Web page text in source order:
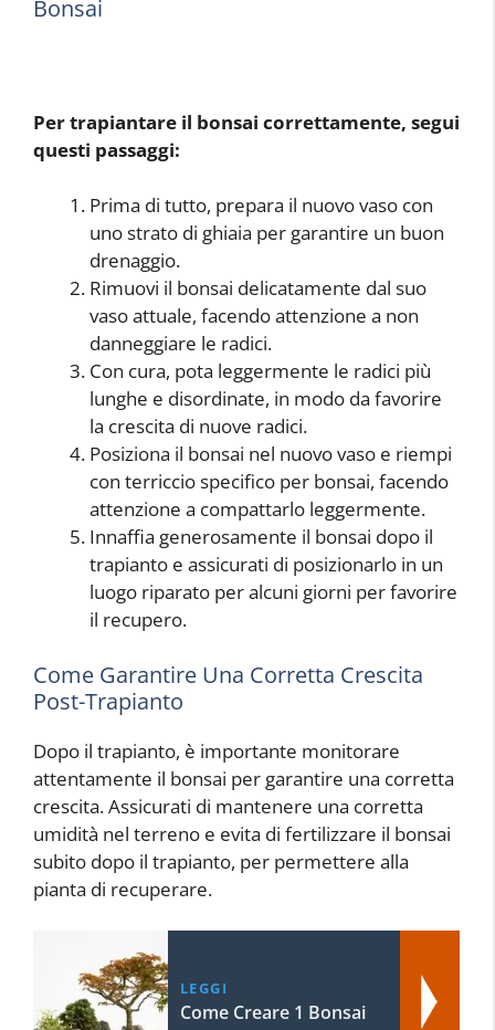
Bonsai
Per trapiantare il bonsai correttamente, segui
questi passaggi:
Prima di tutto, prepara il nuovo vaso con
uno strato di ghiaia per garantire un buon
drenaggio.
Rimuovi il bonsai delicatamente dal suo
vaso attuale, facendo attenzione a non
danneggiare le radici.
Con cura, pota leggermente le radici più
lunghe e disordinate, in modo da favorire
la crescita di nuove radici.
Posiziona il bonsai nel nuovo vaso e riempi
con terriccio specifico per bonsai, facendo
attenzione a compattarlo leggermente.
Innaffia generosamente il bonsai dopo il
trapianto e assicurati di posizionarlo in un
luogo riparato per alcuni giorni per favorire
il recupero.
Come Garantire Una Corretta Crescita
Post-Trapianto
Dopo il trapianto, è importante monitorare
attentamente il bonsai per garantire una corretta
crescita. Assicurati di mantenere una corretta
umidità nel terreno e evita di fertilizzare il bonsai
subito dopo il trapianto, per permettere alla
pianta di recuperare.
LEGGI
Come Creare 1 Bonsai